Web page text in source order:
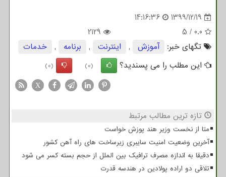
1399/12/19
14:16:36
0.0
/
5
2129
تگهای خبر:
آموزش , اینترنت , برنامه ,
خدمات
این مطلب را می پسندید؟
(0)
(0)
X
تازه ترین مطالب مرتبط
متا از نخست وزیر هند پوزش خواست
آخرین وضعیت امنیت سایبری زیرساخت های راه آهن کشور
دقیقا به اندازه مصرف ترافیک بین الملل از حجم بسته کسر می شود
تلاقی دو اراده پولادین در هندسه قدرت